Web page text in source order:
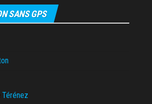
SANS GPS
Térénez